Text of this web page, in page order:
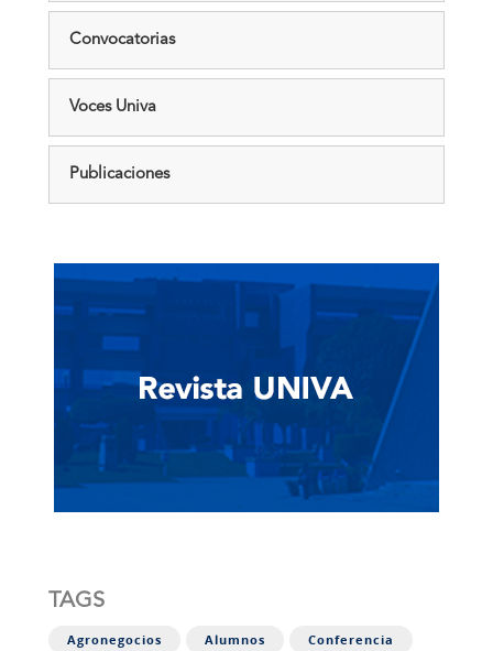
Convocatorias
Voces Univa
Publicaciones
TAGS
Agronegocios Alumnos Conferencia